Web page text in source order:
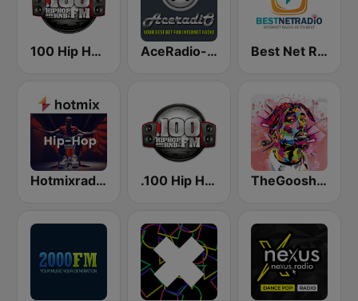
100 Hip Hop and RNB FM AceRadio-Classic RnB Best Net Radio - R&B
Hotmixradio Hip Hop .100 Hip Hop and RNB.FM TheGoosh Radio - R&B